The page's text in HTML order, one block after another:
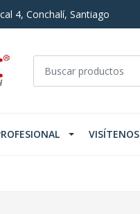
4, Conchalí, Santiago
VISÍTENOS